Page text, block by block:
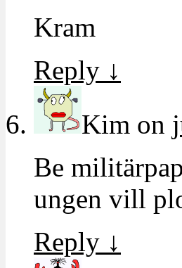
Kram
Reply ↓
Kim on
Be
ungen vill
Reply ↓